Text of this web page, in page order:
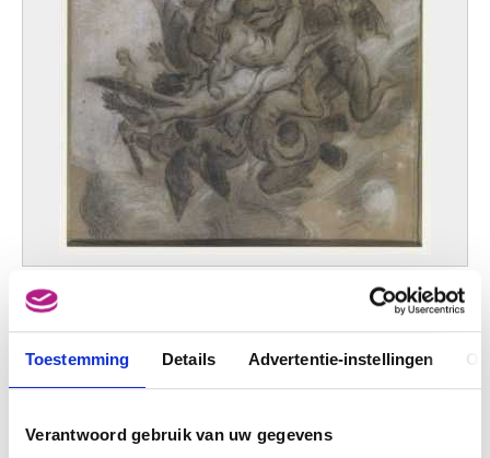
Toestemming Details Advertentie-instellingen
Verantwoord gebruik van uw gegevens
Christus in de hemel
Antoine Wiertz